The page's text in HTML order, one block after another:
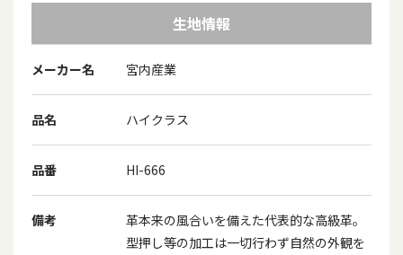
生地情報
メーカー名 宮内産業
品名 ハイクラス
品番 HI-666
備考
革本来の風合いを備えた代表的な高級革。
型押し等の加工は一切行わず自然の外観を